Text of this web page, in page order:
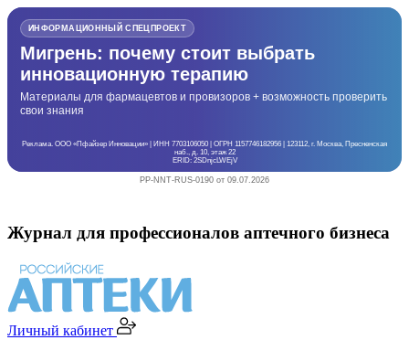
ИНФОРМАЦИОННЫЙ СПЕЦПРОЕКТ
Мигрень: почему стоит выбрать
инновационную терапию
Материалы для фармацевтов и провизоров + возможность проверить
свои знания
Реклама. ООО «Пфайзер Инновации» | ИНН 7703106050 | ОГРН 1157746182956 | 123112, г. Москва, Пресненская
наб., д. 10, этаж 22
ERID: 2SDnjcLWEjV
PP-NNT-RUS-0190 от 09.07.2026
Журнал для профессионалов аптечного бизнеса
Личный кабинет